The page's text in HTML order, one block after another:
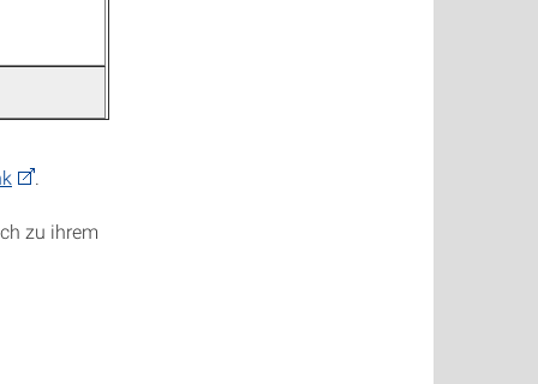
zu ihrem